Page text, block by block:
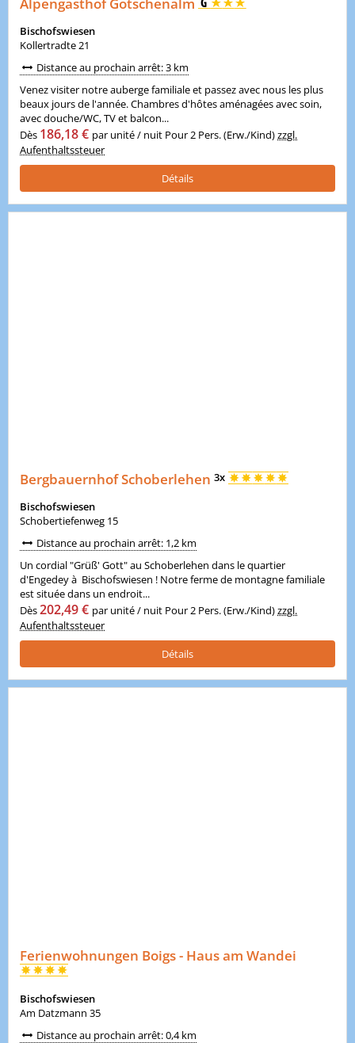
Bischofswiesen
Kollertradte 21
Distance au prochain arrêt: 3 km
Venez visiter notre auberge familiale et passez avec nous les plus
beaux jours de l'année. Chambres d'hôtes aménagées avec soin,
avec douche/WC, TV et balcon...
Dès 186,18 € par unité / nuit Pour 2 Pers. (Erw./Kind)zzgl.
Aufenthaltssteuer
Détails
Bergbauernhof Schoberlehen 3x
Bischofswiesen
Schobertiefenweg 15
Distance au prochain arrêt: 1,2 km
Un cordial "Grüß' Gott" au Schoberlehen dans le quartier
d'Engedey à Bischofswiesen ! Notre ferme de montagne familiale
est située dans un endroit...
Dès202,49 € par unité / nuit Pour 2 Pers. (Erw./Kind)zzgl.
Aufenthaltssteuer
Détails
Ferienwohnungen Boigs - Haus am Wandei
Bischofswiesen
Am Datzmann 35
Distance au prochain arrêt: 0,4 km